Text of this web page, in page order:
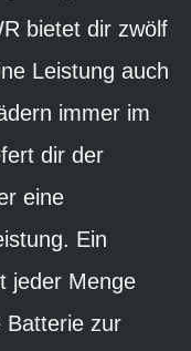
bietet dir zwölf
Leistung auch
immer im
dir der
eine
Ein
jeder Menge
Batterie zur